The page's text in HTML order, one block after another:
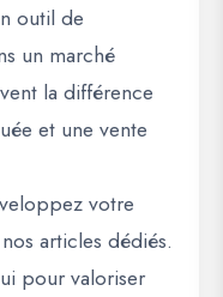
outil de
un marché
la différence
et une vente
votre
articles dédiés.
pour valoriser